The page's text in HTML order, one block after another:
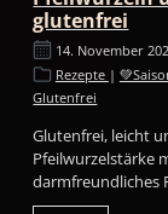
glutenfrei
14. November
Rezepte |
Glutenfrei
Glutenfrei, leicht
Pfeilwurzelstärke
darmfreundliches